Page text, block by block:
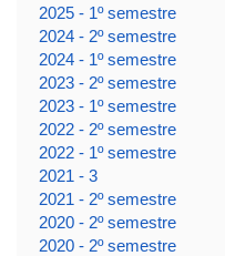
2025 - 1º semestre
2024 - 2º semestre
2024 - 1º semestre
2023 - 2º semestre
2023 - 1º semestre
2022 - 2º semestre
2022 - 1º semestre
2021 - 3
2021 - 2º semestre
2020 - 2º semestre
2020 - 2º semestre